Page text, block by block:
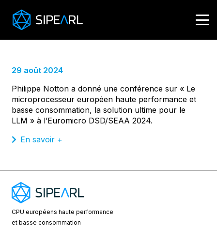
29 août 2024
Philippe Notton a donné une conférence sur « Le
microprocesseur européen haute performance et
basse consommation, la solution ultime pour le
LLM » à l’Euromicro DSD/SEAA 2024.
En savoir +
CPU européens haute performance
et basse consommation